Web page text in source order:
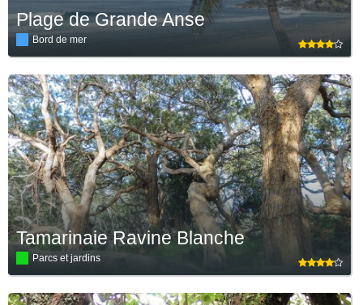
Plage de Grande Anse
Bord de mer
Tamarinaie Ravine Blanche
Parcs et jardins